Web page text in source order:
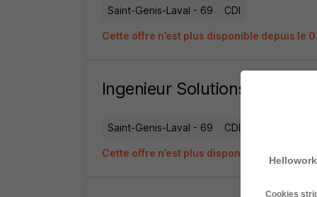
Saint-Genis-Laval - 69 CDI
Cette offre n’est plus disponible depuis le
Ingenieur Solutions -
Saint-Genis-Laval - 69 CDI
Cette offre n’est plus disponible depuis le
Cookies